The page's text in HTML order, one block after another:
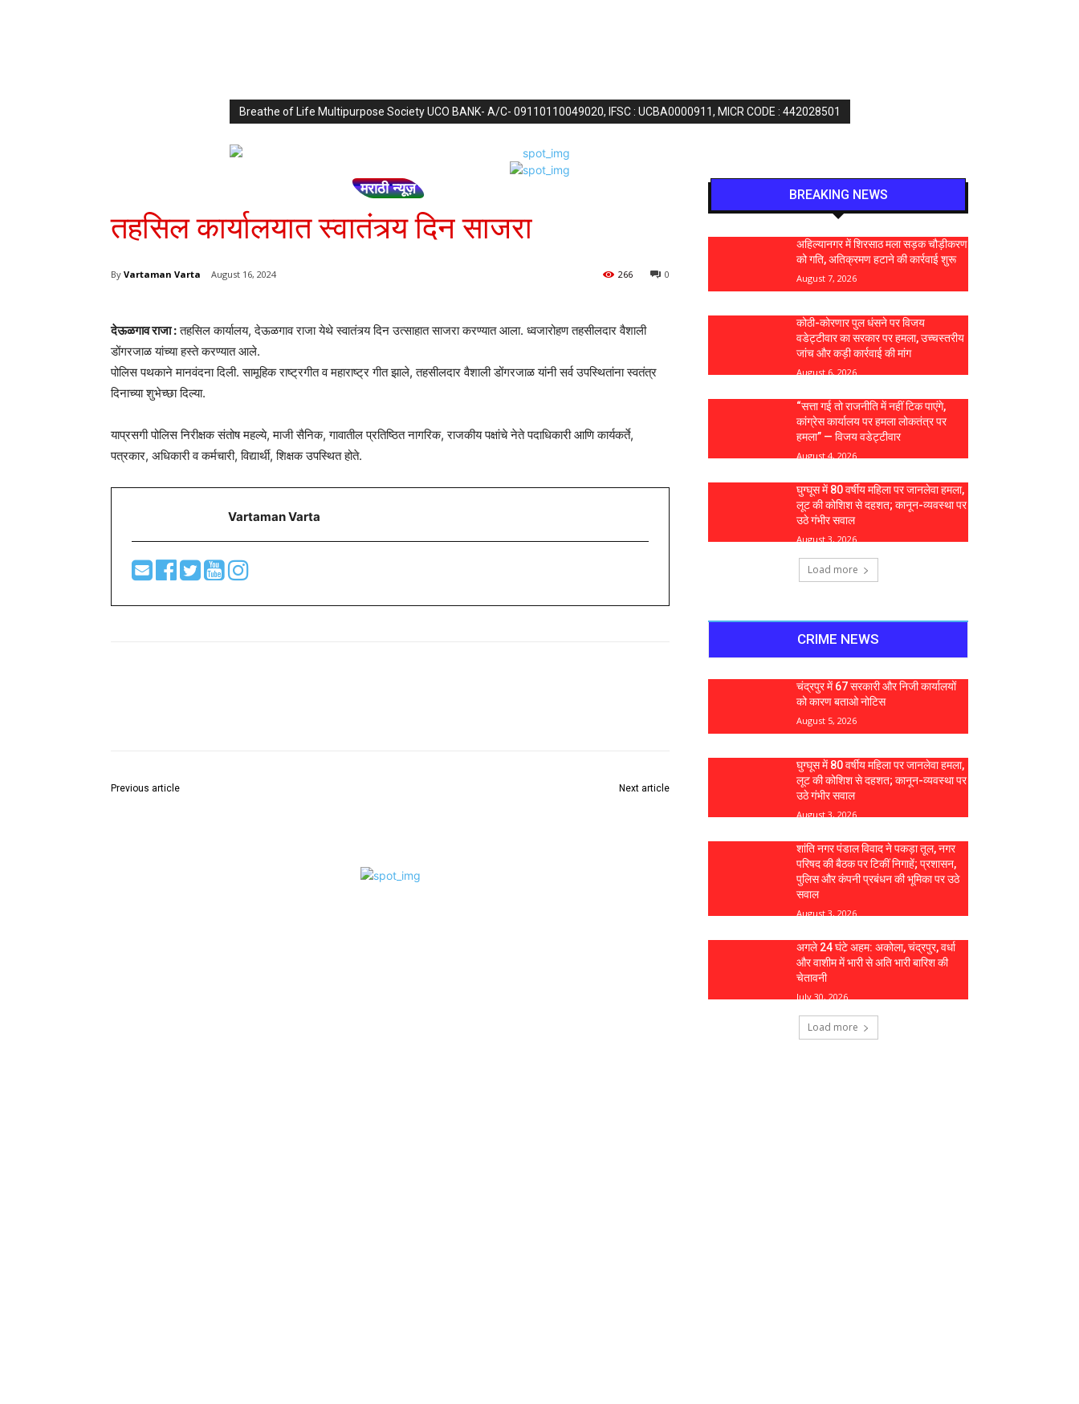
Breathe of Life Multipurpose Society UCO BANK- A/C- 09110110049020, IFSC : UCBA0000911, MICR CODE : 442028501
मराठी न्यूज़
तहसिल कार्यालयात स्वातंत्र्य दिन साजरा
By Vartaman Varta August 16, 2024 0
266
देऊळगाव राजा :तहसिल कार्यालय, देऊळगाव राजा येथे स्वातंत्र्य दिन उत्साहात साजरा करण्यात आला. ध्वजारोहण तहसीलदार वैशाली
डोंगरजाळ यांच्या हस्ते करण्यात आले.
पोलिस पथकाने मानवंदना दिली. सामूहिक राष्ट्रगीत व महाराष्ट्र गीत झाले, तहसीलदार वैशाली डोंगरजाळ यांनी सर्व उपस्थितांना स्वतंत्र
दिनाच्या शुभेच्छा दिल्या.
याप्रसगी पोलिस निरीक्षक संतोष महल्ये, माजी सैनिक, गावातील प्रतिष्ठित नागरिक, राजकीय पक्षांचे नेते पदाधिकारी आणि कार्यकर्ते,
पत्रकार, अधिकारी व कर्मचारी, विद्यार्थी, शिक्षक उपस्थित होते.
Vartaman Varta
Previous article Next article
BREAKING NEWS
अहिल्यानगर में शिरसाठ मला सड़क चौड़ीकरण
को गति, अतिक्रमण हटाने की कार्रवाई शुरू
August 7, 2026
कोठी-कोरणार पुल धंसने पर विजय
वडेट्टीवार का सरकार पर हमला, उच्चस्तरीय
जांच और कड़ी कार्रवाई की मांग
August 6, 2026
“सत्ता गई तो राजनीति में नहीं टिक पाएंगे,
कांग्रेस कार्यालय पर हमला लोकतंत्र पर
हमला” — विजय वडेट्टीवार
August 4, 2026
घुग्घूस में 80 वर्षीय महिला पर जानलेवा हमला,
लूट की कोशिश से दहशत; कानून-व्यवस्था पर
उठे गंभीर सवाल
August 3, 2026
Load more
CRIME NEWS
चंद्रपुर में 67 सरकारी और निजी कार्यालयों
को कारण बताओ नोटिस
August 5, 2026
घुग्घूस में 80 वर्षीय महिला पर जानलेवा हमला,
लूट की कोशिश से दहशत; कानून-व्यवस्था पर
उठे गंभीर सवाल
August 3, 2026
शांति नगर पंडाल विवाद ने पकड़ा तूल, नगर
परिषद की बैठक पर टिकीं निगाहें; प्रशासन,
पुलिस और कंपनी प्रबंधन की भूमिका पर उठे
सवाल
August 3, 2026
अगले 24 घंटे अहम: अकोला, चंद्रपुर, वर्धा
और वाशीम में भारी से अति भारी बारिश की
चेतावनी
July 30, 2026
Load more